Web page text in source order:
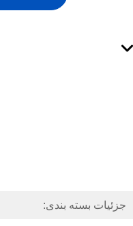
جزئیات بسته بندی: